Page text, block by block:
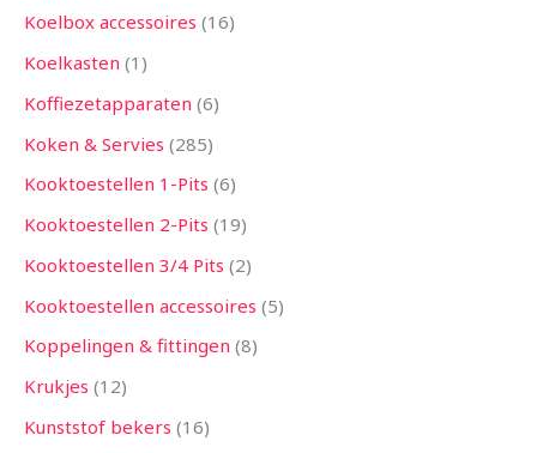
Koelbox accessoires 16
Koelkasten 1
Koffiezetapparaten 6
Koken & Servies 285
Kooktoestellen 1-Pits 6
Kooktoestellen 2-Pits 19
Kooktoestellen 3/4 Pits 2
Kooktoestellen accessoires 5
Koppelingen & fittingen 8
Krukjes 12
Kunststof bekers 16